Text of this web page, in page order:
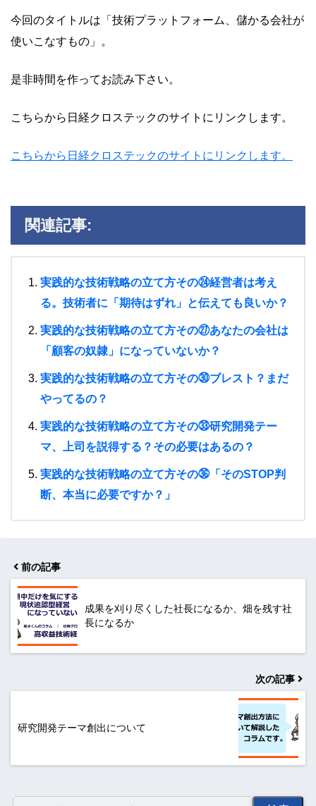
今回のタイトルは「技術プラットフォーム、儲かる会社が
使いこなすもの」。
是非時間を作ってお読み下さい。
こちらから日経クロステックのサイトにリンクします。
こちらから日経クロステックのサイトにリンクします。
関連記事:
実践的な技術戦略の立て方その㉔経営者は考え
る。技術者に「期待はずれ」と伝えても良いか？
実践的な技術戦略の立て方その㉗あなたの会社は
「顧客の奴隷」になっていないか？
実践的な技術戦略の立て方その㉚ブレスト？まだ
やってるの？
実践的な技術戦略の立て方その㉝研究開発テー
マ、上司を説得する？その必要はあるの？
実践的な技術戦略の立て方その㊱「そのSTOP判
断、本当に必要ですか？」
前の記事
成果を刈り尽くした社長になるか、畑を残す社
長になるか
次の記事
研究開発テーマ創出について